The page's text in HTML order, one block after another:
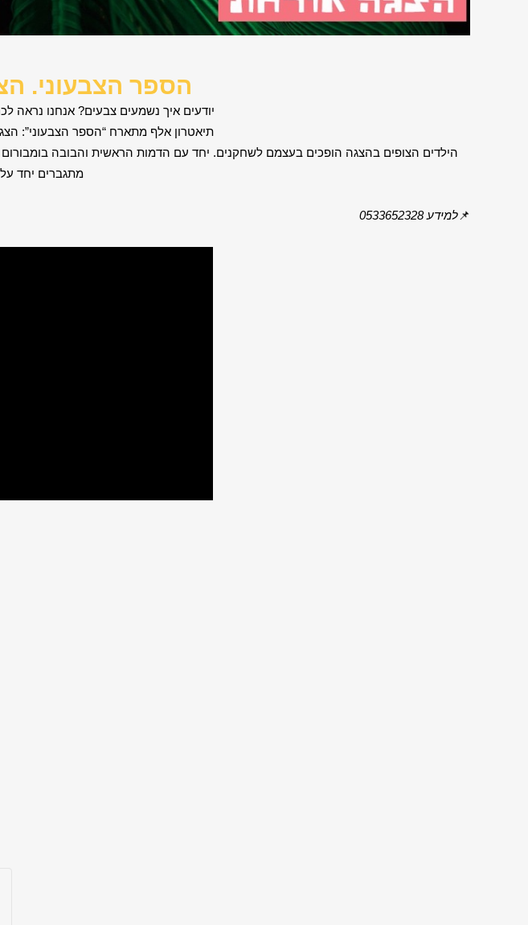
הספר הצבעוני.
יודעים איך נשמעים צבעים? אנחנו נראה
תיאטרון אלף מתארח “הספר הצבעוני”:
הילדים הצופים בהצגה הופכים בעצמם לשחקנים. יחד עם הדמות הראשית והבובה בומבורום
מתגברים יחד
📌למידע 0533652328